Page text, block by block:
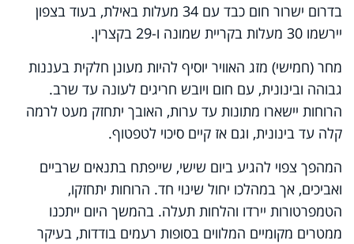
בדרום ישרור חום כבד עם 34 מעלות באילת, בעוד בצפון
יירשמו 30 מעלות בקריית שמונה ו-29 בקצרין.
מחר (חמישי) מזג האוויר יוסיף להיות מעונן חלקית בעננות
גבוהה ובינונית, עם חום ויובש חריגים לעונה עד שרב.
הרוחות יישארו מתונות עד ערות, האובך יתחזק מעט לרמה
קלה עד בינונית, וגם אז קיים סיכוי לטפטוף.
המהפך צפוי להגיע ביום שישי, שייפתח בתנאים שרביים
ואביכים, אך במהלכו יחול שינוי חד. הרוחות יתחזקו,
הטמפרטורות יירדו והלחות תעלה. בהמשך היום ייתכנו
ממטרים מקומיים המלווים בסופות רעמים בודדות, בעיקר